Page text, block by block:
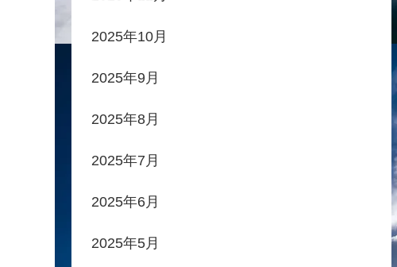
2025年10月
2025年9月
2025年8月
2025年7月
2025年6月
2025年5月